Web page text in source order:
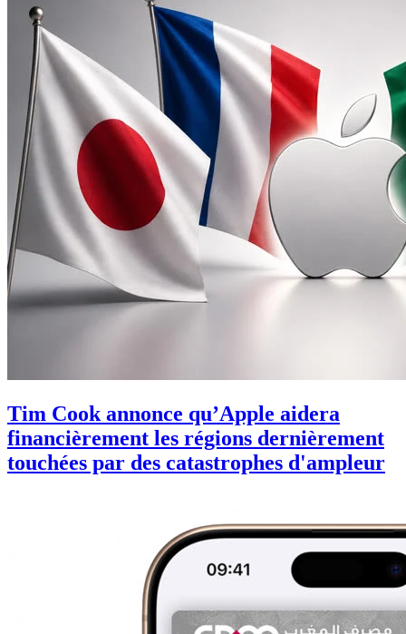
Tim Cook annonce qu’Apple aidera
financièrement les régions dernièrement
touchées par des catastrophes d'ampleur